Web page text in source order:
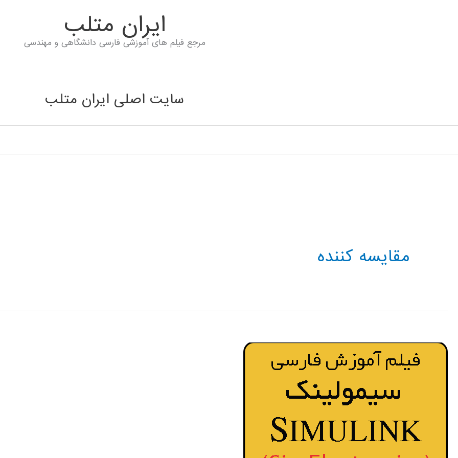
ايران متلب
مرجع فیلم های آموزشی فارسی دانشگاهی و مهندسی
سایت اصلی ایران متلب
مقایسه کننده